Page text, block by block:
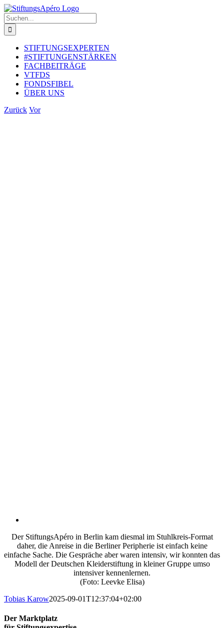
Zum
Inhalt
springen
Suche
nach:
STIFTUNGSEXPERTEN
#STIFTUNGENSTÄRKEN
FACHBEITRÄGE
VTFDS
FONDSFIBEL
ÜBER UNS
Zurück Vor
Der StiftungsApéro in Berlin kam diesmal im Stuhlkreis-Format
daher, die Anreise in die Berliner Peripherie ist einfach keine
einfache Sache. Die Gespräche aber waren intensiv, wir konnten das
Modell der Deutschen Kleiderstiftung in kleiner Gruppe umso
intensiver kennenlernen.
(Foto: Leevke Elisa)
Tobias Karow2025-09-01T12:37:04+02:00
Der Marktplatz